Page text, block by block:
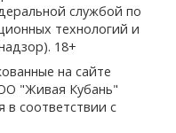
службой по
технологий и
18+
на сайте
"Живая Кубань"
соответствии с